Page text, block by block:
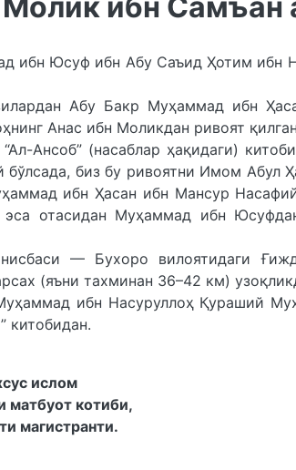
ибн Юсуф ибн Абу Саъид Ҳотим ибн
Абу Бакр Муҳаммад ибн
Анас ибн Моликдан ривоят
Ансоб” (насаблар ҳақидаги)
бўлсада, биз бу ривоятни Имом Абул
ибн Ҳасан ибн Мансур
эса отасидан Муҳаммад ибн
— Бухоро вилоятидаги
(яъни тахминан 36–42 км)
ибн Насуруллоҳ Қураший
китобидан.
ислом
матбуот котиби,
магистранти.